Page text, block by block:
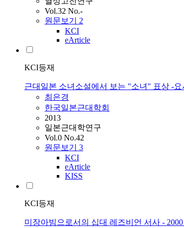
Vol.32 No.-
원문보기 2
KCI
eArticle
KCI등재
근대일본 소녀소설에서 보는 "소녀" 표상 -
최은경
한국일본근대학회
2013
일본근대학연구
Vol.0 No.42
원문보기 3
KCI
eArticle
KISS
KCI등재
미장아빔으로서의 십대 레즈비언 서사 -